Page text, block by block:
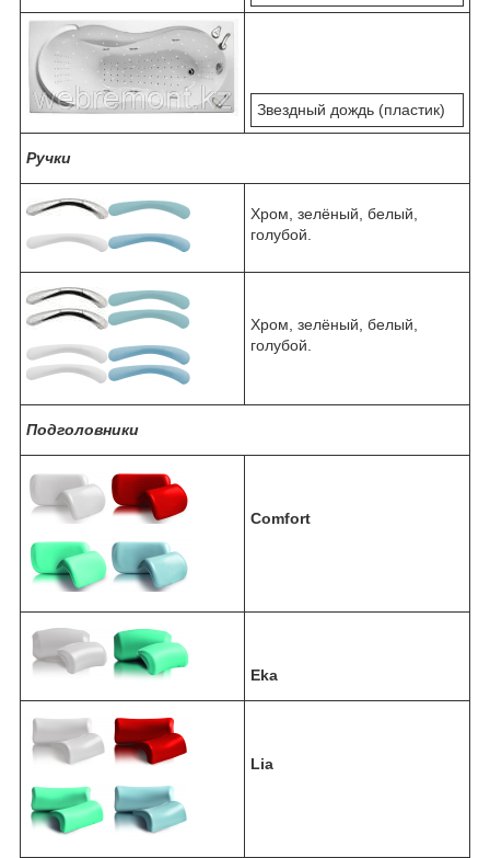
Звездный дождь (пластик)
Ручки
Хром, зелёный, белый,
голубой.
Хром, зелёный, белый,
голубой.
Подголовники
Comfort
Eka
Lia